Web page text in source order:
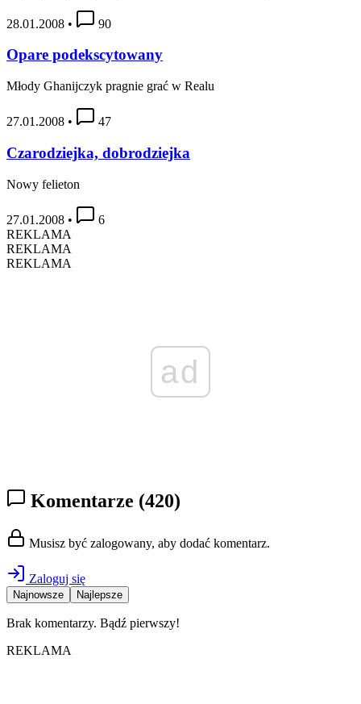
28.01.2008 • 90
Opare podekscytowany
Młody Ghanijczyk pragnie grać w Realu
27.01.2008 • 47
Czarodziejka, dobrodziejka
Nowy felieton
27.01.2008 •
6
REKLAMA
REKLAMA
REKLAMA
ad
Komentarze (420)
Musisz być zalogowany, aby dodać komentarz.
Zaloguj się
Najnowsze Najlepsze
Brak komentarzy. Bądź pierwszy!
REKLAMA